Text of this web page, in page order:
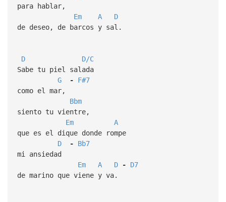
para hablar,
Em
A
D
de deseo, de barcos y sal.
D
D/C
Sabe tu piel salada
G
-
F#7
como el mar,
Bbm
siento tu vientre,
Em
A
que es el dique donde rompe
D
-
Bb7
mi ansiedad
Em
A D -
D7
de marino que viene y va.